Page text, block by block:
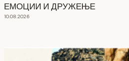
ЕМОЦИИ И ДРУЖЕЊЕ
10.08.2026